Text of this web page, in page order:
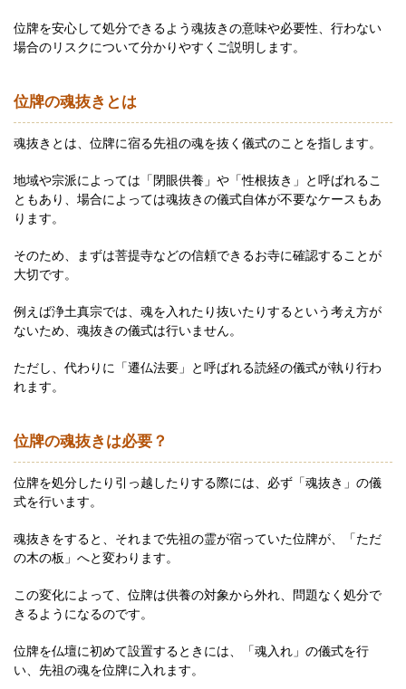
位牌を安心して処分できるよう魂抜きの意味や必要性、行わない
場合のリスクについて分かりやすくご説明します。
位牌の魂抜きとは
魂抜きとは、位牌に宿る先祖の魂を抜く儀式のことを指します。
地域や宗派によっては「閉眼供養」や「性根抜き」と呼ばれるこ
ともあり、場合によっては魂抜きの儀式自体が不要なケースもあ
ります。
そのため、まずは菩提寺などの信頼できるお寺に確認することが
大切です。
例えば浄土真宗では、魂を入れたり抜いたりするという考え方が
ないため、魂抜きの儀式は行いません。
ただし、代わりに「遷仏法要」と呼ばれる読経の儀式が執り行わ
れます。
位牌の魂抜きは必要？
位牌を処分したり引っ越したりする際には、必ず「魂抜き」の儀
式を行います。
魂抜きをすると、それまで先祖の霊が宿っていた位牌が、「ただ
の木の板」へと変わります。
この変化によって、位牌は供養の対象から外れ、問題なく処分で
きるようになるのです。
位牌を仏壇に初めて設置するときには、「魂入れ」の儀式を行
い、先祖の魂を位牌に入れます。